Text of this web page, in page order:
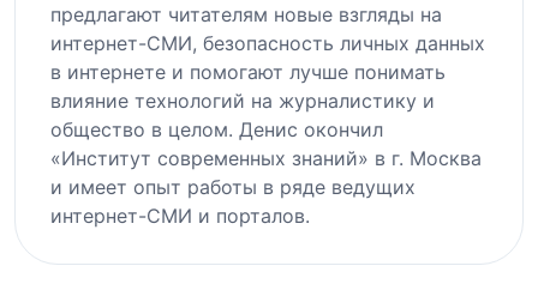
предлагают читателям новые взгляды на
интернет-СМИ, безопасность личных данных
в интернете и помогают лучше понимать
влияние технологий на журналистику и
общество в целом. Денис окончил
«Институт современных знаний» в г. Москва
и имеет опыт работы в ряде ведущих
интернет-СМИ и порталов.